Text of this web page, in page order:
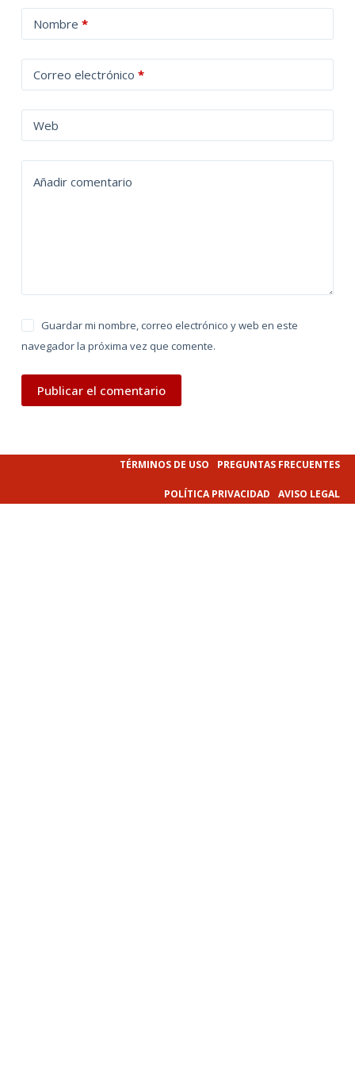
Nombre *
Correo electrónico *
Web
Añadir comentario
Guardar mi nombre, correo electrónico y web en este
navegador la próxima vez que comente.
Publicar el comentario
l
t
a
t
TÉRMINOS DE USO PREGUNTAS FRECUENTES
POLÍTICA PRIVACIDAD AVISO LEGAL